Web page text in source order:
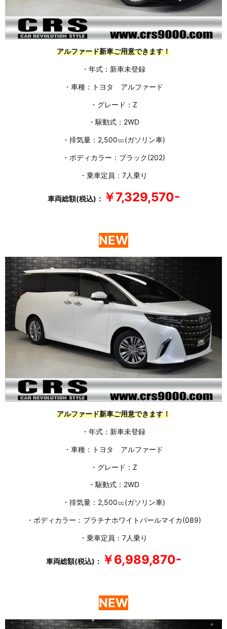
アルファード新車ご用意できます！
・年式：新車未登録
・車種：トヨタ アルファード
・グレード：Z
・駆動式：2WD
・排気量：2,500㏄(ガソリン車)
・ボディカラー：ブラック(202)
・乗車定員：7人乗り
車両総額(税込)： ￥7,329,570-
NEW
アルファード新車ご用意できます！
・年式：新車未登録
・車種：トヨタ アルファード
・グレード：Z
・駆動式：2WD
・排気量：2,500㏄(ガソリン車)
・ボディカラー：プラチナホワイトパールマイカ(089)
・乗車定員：7人乗り
車両総額(税込)： ￥6,989,870-
NEW